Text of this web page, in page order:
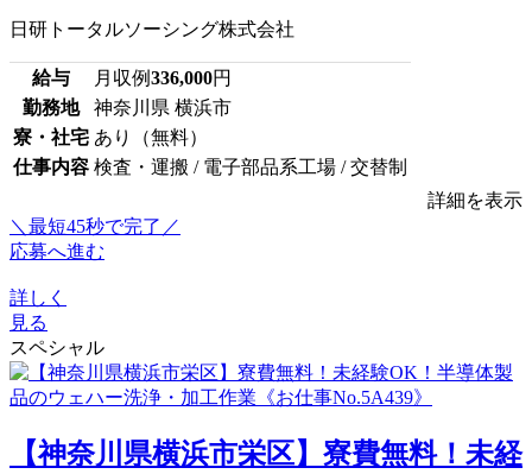
日研トータルソーシング株式会社
給与 月収例336,000円
勤務地
神奈川県 横浜市
寮・社宅 あり（無料）
仕事内容 検査・運搬 / 電子部品系工場 / 交替制
詳細を表示
＼最短45秒で完了／
応募へ進む
詳しく
見る
スペシャル
【神奈川県横浜市栄区】寮費無料！未経